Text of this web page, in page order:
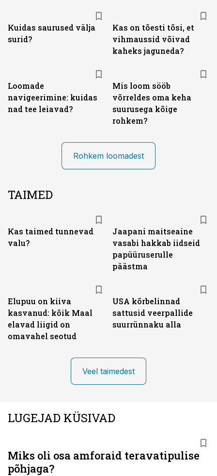
Kuidas saurused välja
surid?
Kas on tõesti tõsi, et
vihmaussid võivad
kaheks jaguneda?
Loomade
navigeerimine: kuidas
nad tee leiavad?
Mis loom sööb
võrreldes oma keha
suurusega kõige
rohkem?
Rohkem loomadest
TAIMED
Kas taimed tunnevad
valu?
Jaapani maitseaine
vasabi hakkab iidseid
papüüruserulle
päästma
Elupuu on kiiva
kasvanud: kõik Maal
elavad liigid on
omavahel seotud
USA kõrbelinnad
sattusid veerpallide
suurrünnaku alla
Veel taimedest
LUGEJAD KÜSIVAD
Miks oli osa amforaid teravatipulise
põhjaga?